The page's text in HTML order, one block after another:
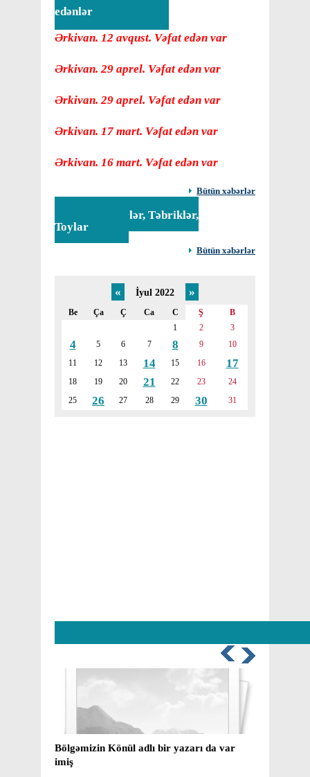
edənlər
Ərkivan. 12 avqust. Vəfat edən var
Ərkivan. 29 aprel. Vəfat edən var
Ərkivan. 29 aprel. Vəfat edən var
Ərkivan. 17 mart. Vəfat edən var
Ərkivan. 16 mart. Vəfat edən var
Bütün xəbərlər
Tədbirlər, Təbriklər,
Toylar
Bütün xəbərlər
« İyul 2022 »
Be Ça Ç Ca C Ş
B
1
2 3
4 5 6 7 8 9
10
11
12 13 14 15 16 17
18 19 20 21 22 23
24
25
26 27 28 29 30 31
Bölgəmizin Könül adlı bir yazarı da var
imiş